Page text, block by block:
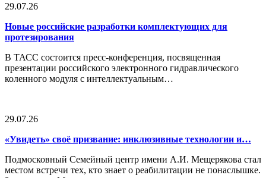
29.07.26
Новые российские разработки комплектующих для
протезирования
В ТАСС состоится пресс-конференция, посвященная
презентации российского электронного гидравлического
коленного модуля с интеллектуальным…
29.07.26
«Увидеть» своё призвание: инклюзивные технологии и…
Подмосковный Семейный центр имени А.И. Мещерякова стал
местом встречи тех, кто знает о реабилитации не понаслышке.